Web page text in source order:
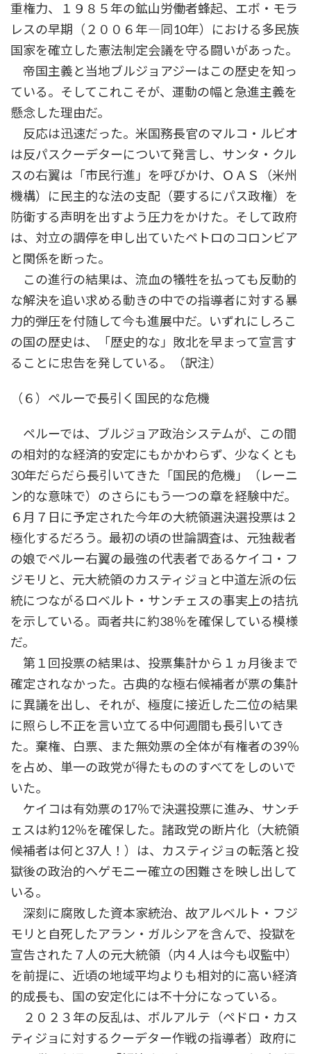
重権力、１９８５年の鉱山労働者蜂起、エボ・モラ
レスの早期（２００６年―同10年）における多民族
国家を確立した憲法制定会議を守る闘いがあった。
帝国主義と当地ブルジョアジーはこの歴史を知っ
ている。そしてこれこそが、運動の幅と急進主義を
懸念した理由だ。
反応は迅速だった。米国務長官のマルコ・ルビオ
は反パスクーデターについて発言し、サンタ・クル
スの右翼は「市民行進」を呼びかけ、ＯＡＳ（米州
機構）に民主的な法の支配（要するにパス政権）を
防衛する声明を出すよう圧力をかけた。そして政府
は、対立の調停を申し出ていたペトロのコロンビア
と関係を断った。
この進行の結果は、流血の犠牲を払っても反動的
な解決を追い求める動きの中での指導者に対する暴
力的弾圧を付随して今も進展中だ。いずれにしろこ
の国の歴史は、「歴史的な」敗北を早まって宣言す
ることに忠告を発している。（訳注）
（６）ペルーで長引く国民的な危機
ペルーでは、ブルジョア政治システムが、この間
の相対的な経済的安定にもかかわらず、少なくとも
30年だらだら長引いてきた「国民的危機」（レーニ
ン的な意味で）のさらにもう一つの章を経験中だ。
６月７日に予定された今年の大統領選決選投票は２
極化するだろう。最初の頃の世論調査は、元独裁者
の娘でペルー右翼の最強の代表者であるケイコ・フ
ジモリと、元大統領のカスティジョと中道左派の伝
統につながるロベルト・サンチェスの事実上の拮抗
を示している。両者共に約38％を確保している模様
だ。
第１回投票の結果は、投票集計から１ヵ月後まで
確定されなかった。古典的な極右候補者が票の集計
に異議を出し、それが、極度に接近した二位の結果
に照らし不正を言い立てる中何週間も長引いてき
た。棄権、白票、また無効票の全体が有権者の39％
を占め、単一の政党が得たもののすべてをしのいで
いた。
ケイコは有効票の17％で決選投票に進み、サンチ
ェスは約12％を確保した。諸政党の断片化（大統領
候補者は何と37人！）は、カスティジョの転落と投
獄後の政治的ヘゲモニー確立の困難さを映し出して
いる。
深刻に腐敗した資本家統治、故アルベルト・フジ
モリと自死したアラン・ガルシアを含んで、投獄を
宣告された７人の元大統領（内４人は今も収監中）
を前提に、近頃の地域平均よりも相対的に高い経済
的成長も、国の安定化には不十分になっている。
２０２３年の反乱は、ボルアルテ（ペドロ・カス
ティジョに対するクーデター作戦の指導者）政府に